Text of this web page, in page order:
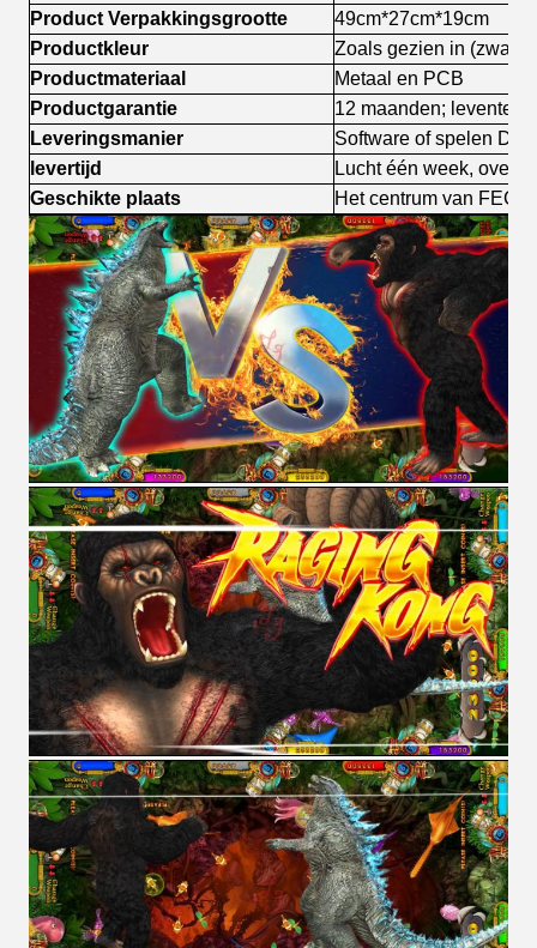
Product Verpakkingsgrootte
49cm*27cm*19cm
Productkleur
Zoals gezien in
Productmateriaal
Metaal en PCB
Productgarantie
12 maanden;
Leveringsmanier
Software of spelen
levertijd
Lucht één week,
Geschikte plaats
Het centrum van FEC